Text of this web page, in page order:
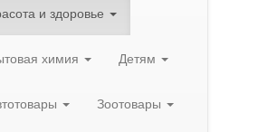
и здоровье
химия Детям
Зоотовары